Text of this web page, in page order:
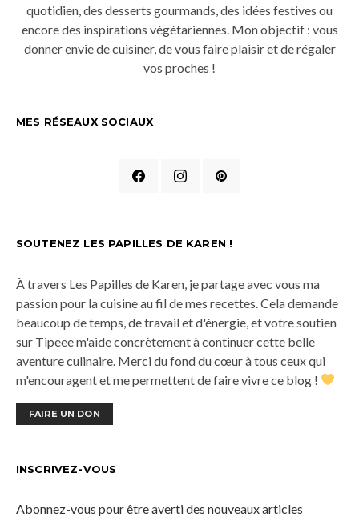
quotidien, des desserts gourmands, des idées festives ou
encore des inspirations végétariennes. Mon objectif : vous
donner envie de cuisiner, de vous faire plaisir et de régaler
vos proches !
MES RÉSEAUX SOCIAUX
SOUTENEZ LES PAPILLES DE KAREN !
À travers Les Papilles de Karen, je partage avec vous ma
passion pour la cuisine au fil de mes recettes. Cela demande
beaucoup de temps, de travail et d'énergie, et votre soutien
sur Tipeee m'aide concrètement à continuer cette belle
aventure culinaire. Merci du fond du cœur à tous ceux qui
m'encouragent et me permettent de faire vivre ce blog !
FAIRE UN DON
INSCRIVEZ-VOUS
Abonnez-vous pour être averti des nouveaux articles